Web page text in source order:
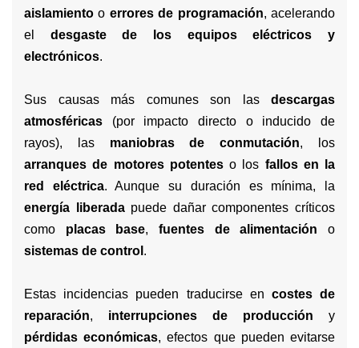
aislamiento o errores de programación, acelerando
el desgaste de los equipos eléctricos y
electrónicos.
Sus causas más comunes son las descargas
atmosféricas (por impacto directo o inducido de
rayos), las maniobras de conmutación, los
arranques de motores potenteso los fallos en la
red eléctrica. Aunque su duración es mínima, la
energía liberadapuede dañar componentes críticos
como placas base,fuentes de alimentación o
sistemas de control .
Estas incidencias pueden traducirse en costes de
reparación, interrupciones de producción y
pérdidas económicas, efectos que pueden evitarse